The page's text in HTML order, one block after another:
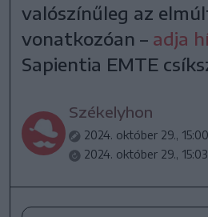
valószínűleg az
vonatkozóan – adja
Sapientia EMTE
Székelyhon
2024. október 29., 15:00
2024. október 29., 15:03